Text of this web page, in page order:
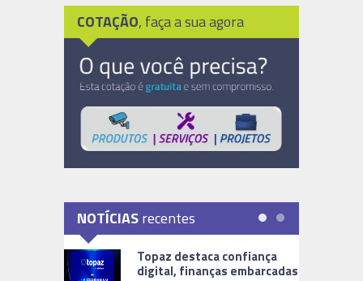
COTAÇÃO, faça a sua agora
NOTÍCIASrecentes
Topaz destaca confiança
digital, finanças embarcadas